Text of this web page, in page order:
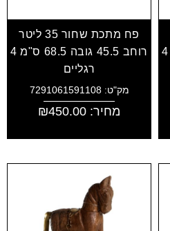
רוחב 45.5 גובה 68.5 ס"מ 4
פח מתכת שחור 35 ליטר
רוחב 45.5 גובה 68.5 ס"מ 4
רגליים
מק"ט: 7291061591108
מחיר: ₪450.00